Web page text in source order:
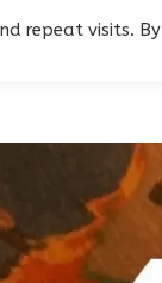
repeat visits. By